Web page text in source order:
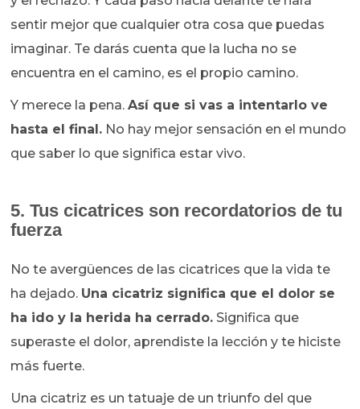
sentir mejor que cualquier otra cosa que puedas
imaginar. Te darás cuenta que la lucha no se
encuentra en el camino, es el propio camino.
Y merece la pena.Así que si vas a intentarlo ve
hasta el final. No hay mejor sensación en el mundo
que saber lo que significa estar vivo.
5. Tus cicatrices son recordatorios de tu
fuerza
No te avergüences de las cicatrices que la vida te
ha dejado. Una cicatriz significa que el dolor se
ha ido y la herida ha cerrado. Significa que
superaste el dolor, aprendiste la lección y te hiciste
más fuerte.
Una cicatriz es un tatuaje de un triunfo del que